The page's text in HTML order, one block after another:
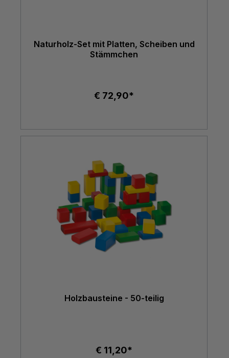
Naturholz-Set mit Platten, Scheiben und
Stämmchen
€ 72,90*
Holzbausteine - 50-teilig
€ 11,20*